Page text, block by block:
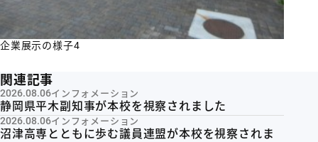
企業展示の様子4
関連記事
2026.08.06インフォメーション
静岡県平木副知事が本校を視察されました
2026.08.06インフォメーション
沼津高専とともに歩む議員連盟が本校を視察されま